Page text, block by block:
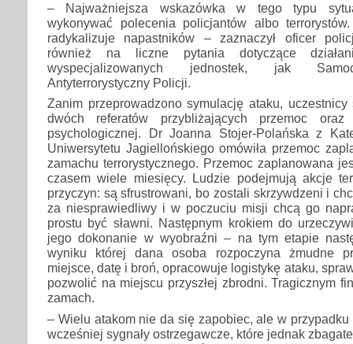
– Najważniejsza wskazówka w tego typu
wykonywać polecenia policjantów albo
radykalizuje napastników – zaznaczył oficer
również na liczne pytania dotyczące
wyspecjalizowanych jednostek, jak
Antyterrorystyczny Policji.
Zanim przeprowadzono symulację ataku, uczestnicy
dwóch referatów przybliżających przemoc
psychologicznej. Dr Joanna Stojer-Polańska z
Uniwersytetu Jagiellońskiego omówiła przemoc
zamachu terrorystycznego. Przemoc zaplanowana
czasem wiele miesięcy. Ludzie podejmują akcje
przyczyn: są sfrustrowani, bo zostali skrzywdzeni i
za niesprawiedliwy i w poczuciu misji chcą go
prostu być sławni. Następnym krokiem do
jego dokonanie w wyobraźni – na tym etapie
wyniku której dana osoba rozpoczyna żmudne
miejsce, datę i broń, opracowuje logistykę ataku,
pozwolić na miejscu przyszłej zbrodni. Tragicznym
zamach.
– Wielu atakom nie da się zapobiec, ale w przypadku
wcześniej sygnały ostrzegawcze, które jednak